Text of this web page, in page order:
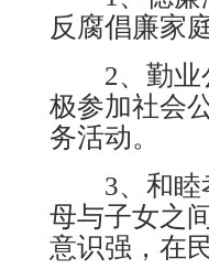
反腐倡廉家
2、勤业公
极参加社会
务活动。
3、和睦孝
母与子女之
意识强，在